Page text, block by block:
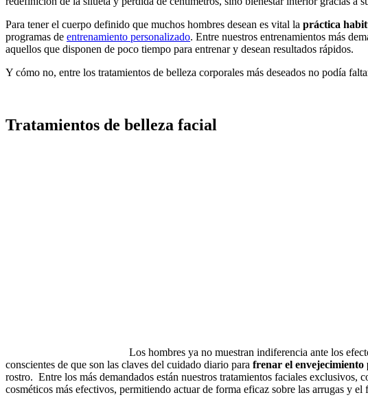
Para tener el cuerpo definido que muchos hombres desean es vital la práctica
programas de entrenamiento personalizado. Entre nuestros entrenamientos más
aquellos que disponen de poco tiempo para entrenar y desean resultados rápidos.
Y cómo no, entre los tratamientos de belleza corporales más deseados no podía
Tratamientos de belleza facial
Los hombres ya no muestran indiferencia ante los
conscientes de que son las claves del cuidado diario para frenar el
rostro. Entre los más demandados están nuestros tratamientos faciales exclusivos,
cosméticos más efectivos, permitiendo actuar de forma eficaz sobre las arrugas y el